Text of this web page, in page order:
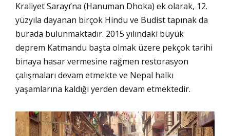
Kraliyet Sarayı’na (Hanuman Dhoka) ek olarak, 12.
yüzyıla dayanan birçok Hindu ve Budist tapınak da
burada bulunmaktadır. 2015 yılındaki büyük
deprem Katmandu başta olmak üzere pekçok tarihi
binaya hasar vermesine rağmen restorasyon
çalışmaları devam etmekte ve Nepal halkı
yaşamlarına kaldığı yerden devam etmektedir.